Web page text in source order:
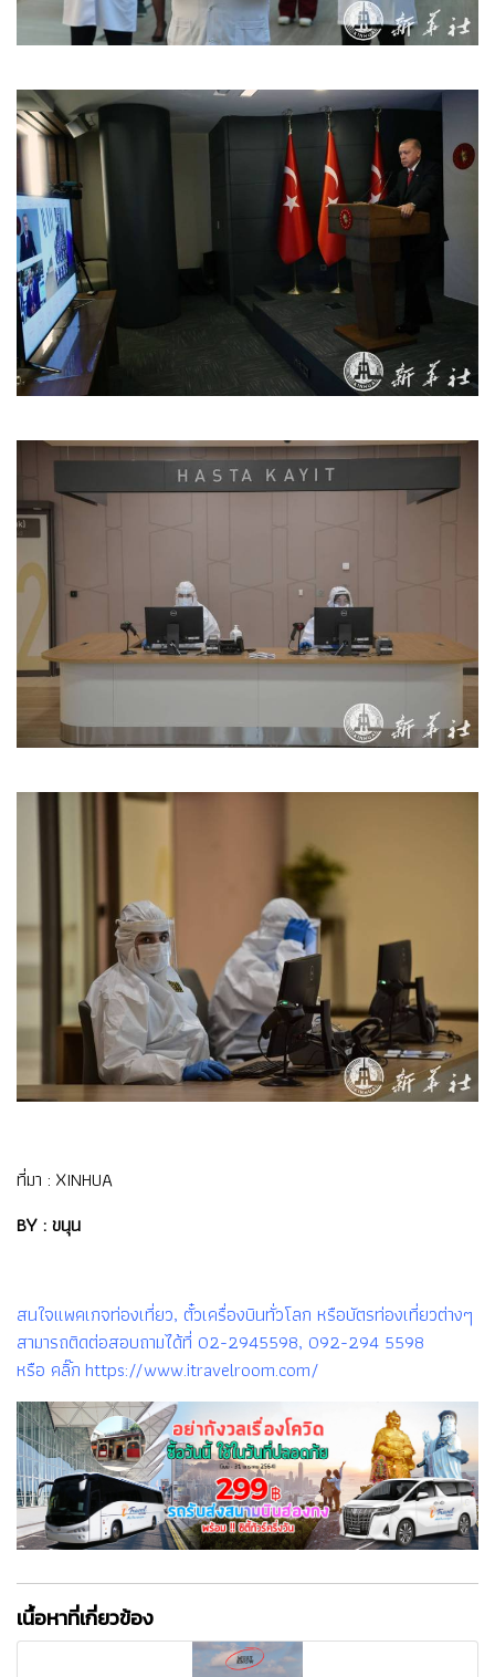
ที่มา : XINHUA
BY : ขนุน
สนใจแพคเกจท่องเที่ยว, ตั๋วเครื่องบินทั่วโลก หรือบัตรท่องเที่ยวต่างๆ
สามารถติดต่อสอบถามได้ที่ 02-2945598, 092-294 5598
หรือ คลิ๊ก https://www.itravelroom.com/
เนื้อหาที่เกี่ยวข้อง